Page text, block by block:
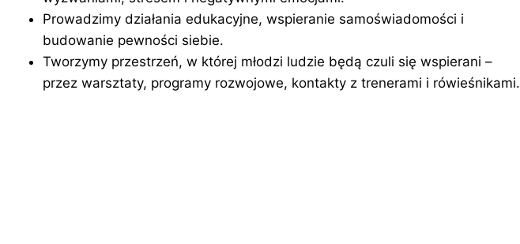
Prowadzimy działania edukacyjne, wspieranie samoświadomości i
budowanie pewności siebie.
Tworzymy przestrzeń, w której młodzi ludzie będą czuli się wspierani –
przez warsztaty, programy rozwojowe, kontakty z trenerami i rówieśnikami.